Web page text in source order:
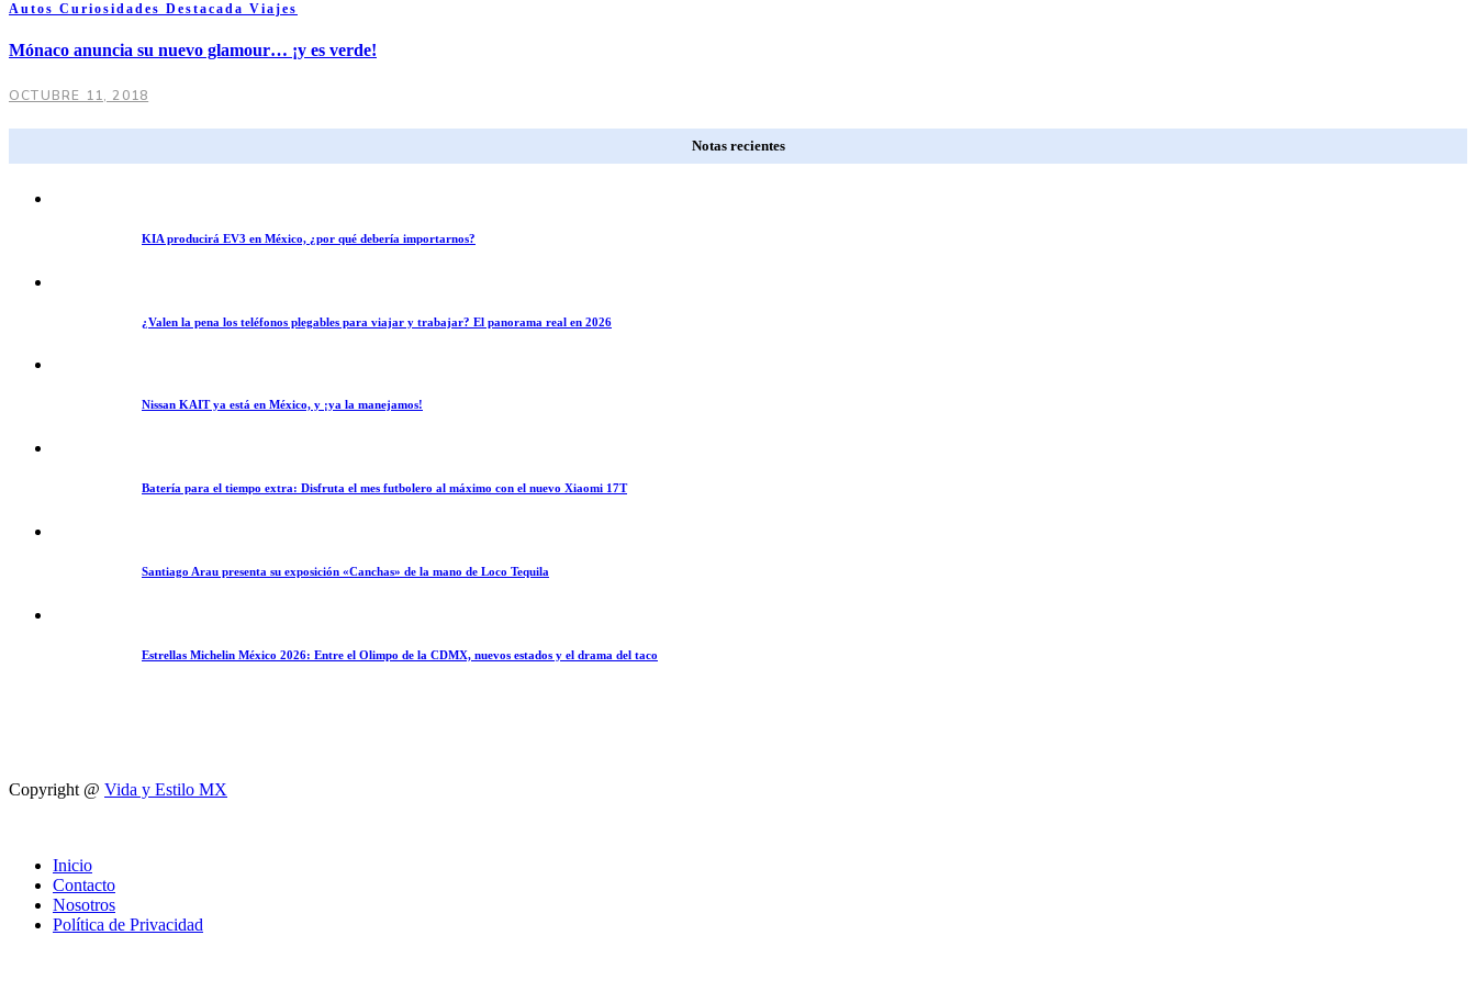
Autos Curiosidades Destacada Viajes
Mónaco anuncia su nuevo glamour… ¡y es verde!
OCTUBRE 11, 2018
Notas recientes
KIA producirá EV3 en México, ¿por qué debería importarnos?
¿Valen la pena los teléfonos plegables para viajar y trabajar? El panorama real en 2026
Nissan KAIT ya está en México, y ¡ya la manejamos!
Batería para el tiempo extra: Disfruta el mes futbolero al máximo con el nuevo Xiaomi 17T
Santiago Arau presenta su exposición «Canchas» de la mano de Loco Tequila
Estrellas Michelin México 2026: Entre el Olimpo de la CDMX, nuevos estados y el drama del taco
Copyright @ Vida y Estilo MX
Inicio
Contacto
Nosotros
Política de Privacidad